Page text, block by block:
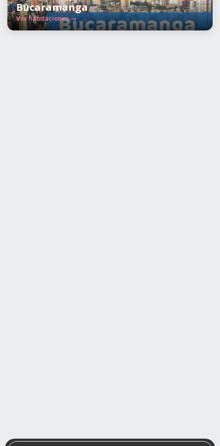
Bucaramanga
Ver habitaciones →